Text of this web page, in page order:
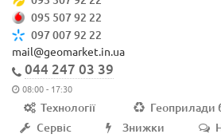
095 507 92 22
097 007 92 22
mail@geomarket.in.ua
044 247 03 39
08:00 - 17:30
Технології
Геоприлади
Сервіс
Знижки